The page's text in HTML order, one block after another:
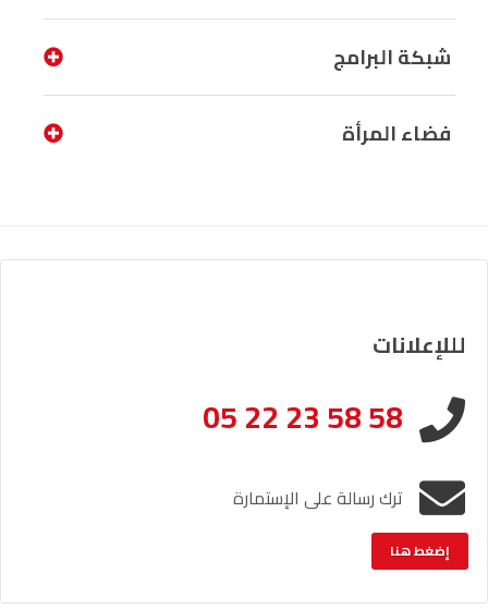
شبكة البرامج
فضاء المرأة
لللإعلانات
05 22 23 58 58
ترك رسالة على الإستمارة
إضغط هنا